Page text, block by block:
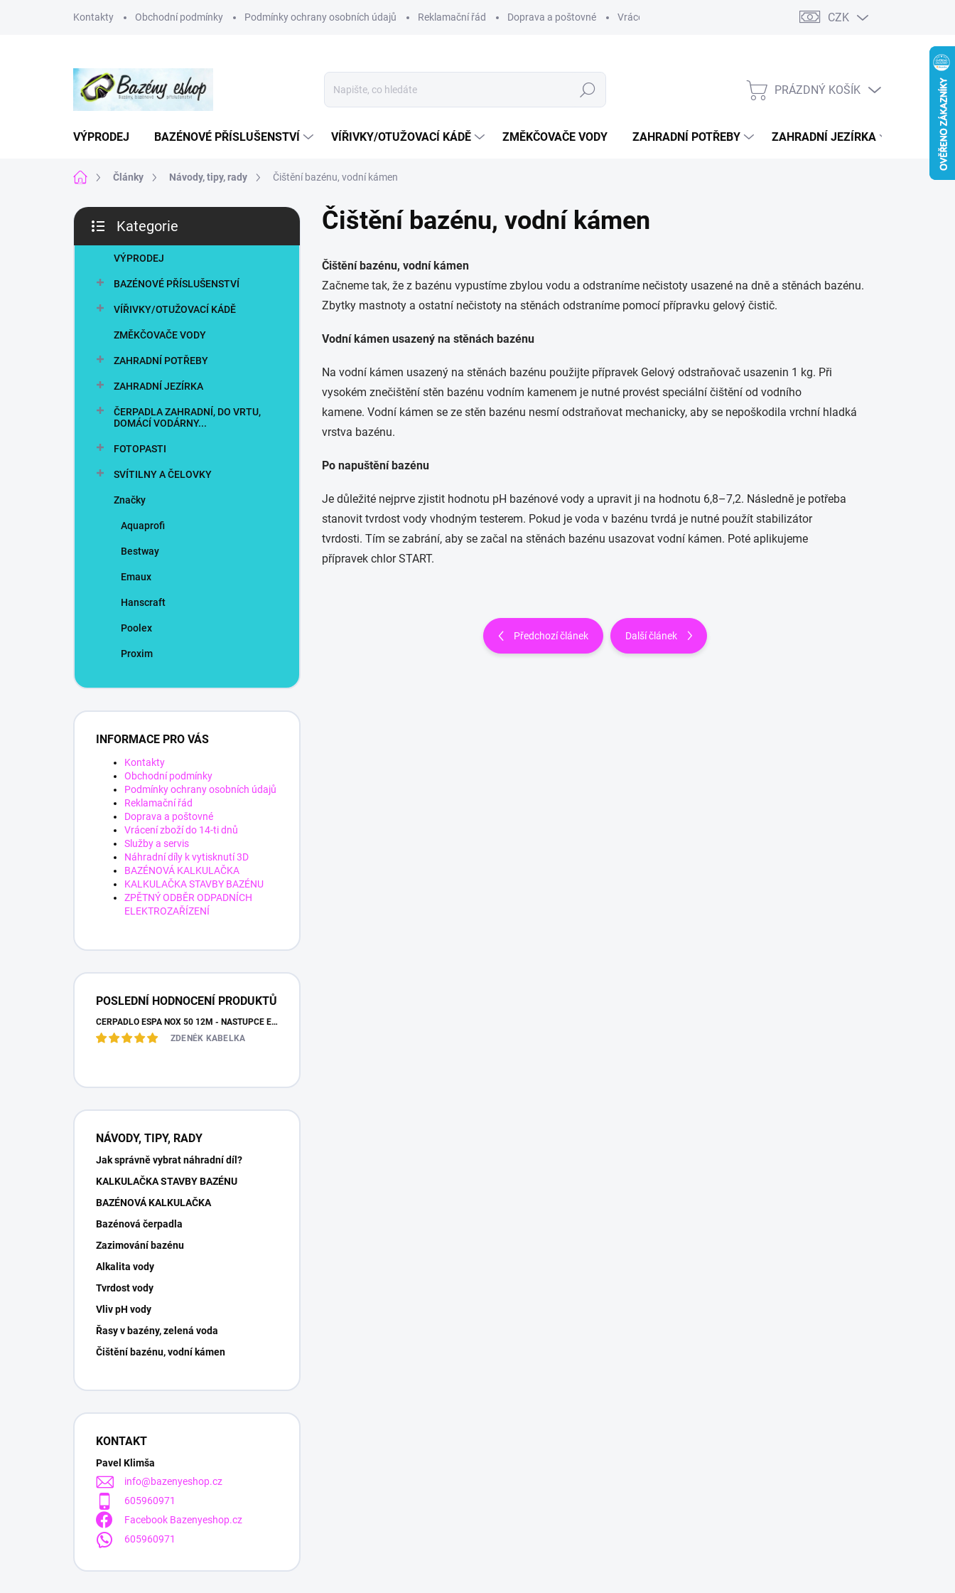
Kontakty Obchodní podmínky Podmínky ochrany osobních údajů Reklamační řád Doprava a poštovné Vrácení zboží do 14-ti dnů Služby a servis Náhradní díly k vytisknutí
CZK
Hledat
NÁKUPNÍ
PRÁZDNÝ KOŠÍK
VÝPRODEJ BAZÉNOVÉ PŘÍSLUŠENSTVÍ VÍŘIVKY/OTUŽOVACÍ KÁDĚ ZMĚKČOVAČE VODY ZAHRADNÍ POTŘEBY ZAHRADNÍ JEZÍRKA
Domů Články Návody, tipy, rady Čištění bazénu, vodní kámen
P
s
kategorie
Kategorie
VÝPRODEJ
BAZÉNOVÉ PŘÍSLUŠENSTVÍ
VÍŘIVKY/OTUŽOVACÍ KÁDĚ
ZMĚKČOVAČE VODY
ZAHRADNÍ POTŘEBY
ZAHRADNÍ JEZÍRKA
ČERPADLA ZAHRADNÍ, DO VRTU,
DOMÁCÍ VODÁRNY...
FOTOPASTI
SVÍTILNY A ČELOVKY
Značky
Aquaprofi
Bestway
Emaux
Hanscraft
Poolex
Proxim
INFORMACE PRO VÁS
Kontakty
Obchodní podmínky
Podmínky ochrany osobních údajů
Reklamační řád
Doprava a poštovné
Vrácení zboží do 14-ti dnů
Služby a servis
Náhradní díly k vytisknutí 3D
BAZÉNOVÁ KALKULAČKA
KALKULAČKA STAVBY BAZÉNU
ZPĚTNÝ ODBĚR ODPADNÍCH
ELEKTROZAŘÍZENÍ
POSLEDNÍ HODNOCENÍ PRODUKTŮ
ČERPADLO ESPA NOX 50 12M - NÁSTUPCE ESPA IRIS
ZDENĚK KABELKA
NÁVODY, TIPY, RADY
Jak správně vybrat náhradní díl?
KALKULAČKA STAVBY BAZÉNU
BAZÉNOVÁ KALKULAČKA
Bazénová čerpadla
Zazimování bazénu
Alkalita vody
Tvrdost vody
Vliv pH vody
Řasy v bazény, zelená voda
Čištění bazénu, vodní kámen
KONTAKT
Pavel Klimša
info@bazenyeshop.cz
605960971
Facebook Bazenyeshop.cz
605960971
Čištění bazénu, vodní kámen
Čištění bazénu, vodní kámen
Začneme tak, že z bazénu vypustíme zbylou vodu a odstraníme nečistoty usazené na dně a stěnách bazénu.
Zbytky mastnoty a ostatní nečistoty na stěnách odstraníme pomocí přípravku gelový čistič.
Vodní kámen usazený na stěnách bazénu
Na vodní kámen usazený na stěnách bazénu použijte přípravek Gelový odstraňovač usazenin 1 kg. Při
vysokém znečištění stěn bazénu vodním kamenem je nutné provést speciální čištění od vodního
kamene. Vodní kámen se ze stěn bazénu nesmí odstraňovat mechanicky, aby se nepoškodila vrchní hladká
vrstva bazénu.
Po napuštění bazénu
Je důležité nejprve zjistit hodnotu pH bazénové vody a upravit ji na hodnotu 6,8–7,2. Následně je potřeba
stanovit tvrdost vody vhodným testerem. Pokud je voda v bazénu tvrdá je nutné použít stabilizátor
tvrdosti. Tím se zabrání, aby se začal na stěnách bazénu usazovat vodní kámen. Poté aplikujeme
přípravek chlor START.
Předchozí článek Další článek